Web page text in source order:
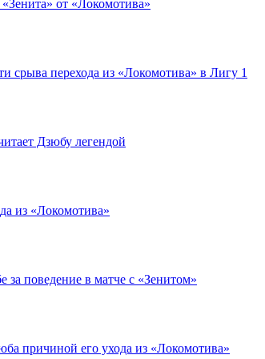
от «Локомотива»
срыва перехода из «Локомотива» в Лигу 1
Дзюбу легендой
из «Локомотива»
поведение в матче с «Зенитом»
причиной его ухода из «Локомотива»